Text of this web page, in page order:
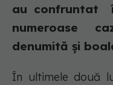
au confruntat
numeroase
denumită și
În ultimele două